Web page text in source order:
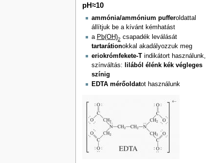
pH≈10
ammónia/ammónium pufferoldattal
állítjuk be a kívánt kémhatást
a Pb(OH)2 csapadék leválását
tartarátionokkal akadályozzuk meg
eriokrómfekete-Tindikátort használunk,
színváltás:
lilából élénk kék végleges
színig
EDTA mérőoldatot használunk